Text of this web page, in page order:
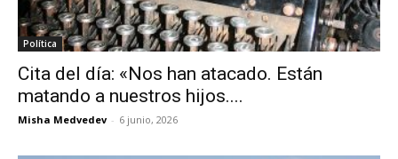
Política
Cita del día: «Nos han atacado. Están
matando a nuestros hijos....
Misha Medvedev - 6 junio, 2026